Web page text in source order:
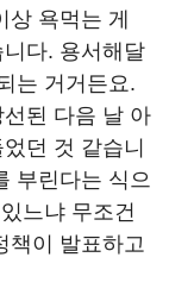
욕먹는 게
다. 용서해달
는 거거든요.
된 다음 날 아
던 것 같습니
부린다는 식으
느냐 무조건
책이 발표하고